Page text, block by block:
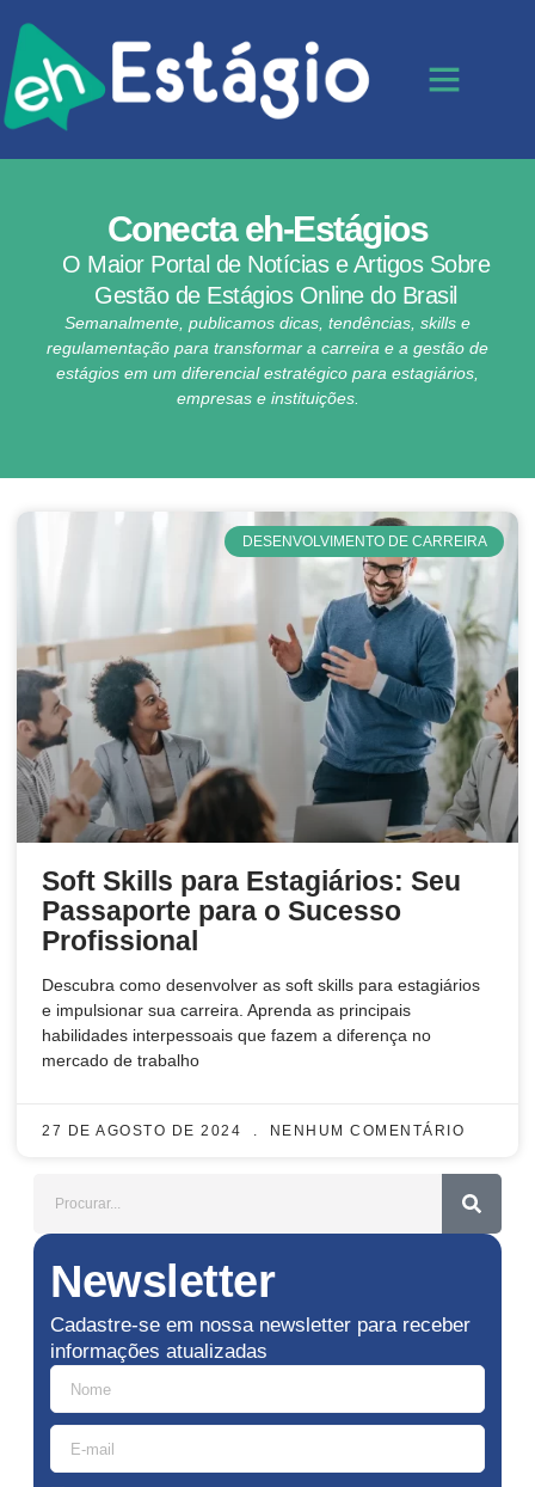
Conecta eh-Estágios
O Maior Portal de Notícias e Artigos Sobre
Gestão de Estágios Online do Brasil
Semanalmente, publicamos dicas, tendências, skills e
regulamentação para transformar a carreira e a gestão de
estágios em um diferencial estratégico para estagiários,
empresas e instituições.
DESENVOLVIMENTO DE CARREIRA
Soft Skills para Estagiários: Seu
Passaporte para o Sucesso
Profissional
Descubra como desenvolver as soft skills para estagiários
e impulsionar sua carreira. Aprenda as principais
habilidades interpessoais que fazem a diferença no
mercado de trabalho
27 DE AGOSTO DE 2024 NENHUM COMENTÁRIO
Newsletter
Cadastre-se em nossa newsletter para receber
informações atualizadas